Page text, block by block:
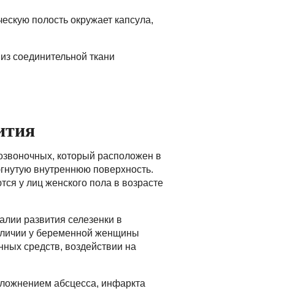
полость окружает капсула,
соединительной ткани
который расположен в
внутреннюю поверхность.
у лиц женского пола в возрасте
развития селезенки в
у беременной женщины
средств, воздействии на
абсцесса, инфаркта